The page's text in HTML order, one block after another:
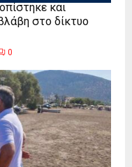
και
στο δίκτυο
0